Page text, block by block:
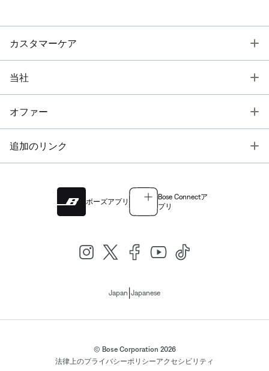
カスタマーケア
当社
オファー
追加のリンク
ボーズアプリ
Bose Connectア
プリ
Japan Japanese
© Bose Corporation 2026
法律上のプライバシーポリシーアクセシビリティ